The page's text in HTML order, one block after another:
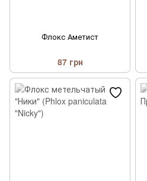
Флокс Аметист
87 грн